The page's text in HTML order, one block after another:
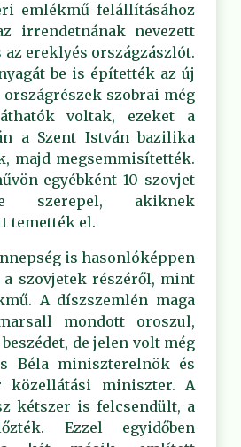
emlékmű felállításához
irrendetnának nevezett
az ereklyés országzászlót.
be is építették az új
országrészek szobrai még
voltak, ezeket a
a Szent István bazilika
majd megsemmisítették.
egyébként 10 szovjet
szerepel, akiknek
temették el.
is hasonlóképpen
a szovjetek részéről, mint
A díszszemlén maga
mondott oroszul,
de jelen volt még
Béla miniszterelnök és
közellátási miniszter. A
kétszer is felcsendült, a
Ezzel egyidőben